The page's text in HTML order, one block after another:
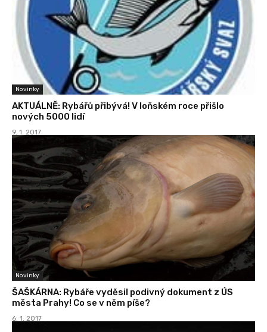
Novinky
AKTUÁLNĚ: Rybářů přibývá! V loňském roce přišlo
nových 5000 lidí
9. 1. 2017
Novinky
ŠAŠKÁRNA: Rybáře vyděsil podivný dokument z ÚS
města Prahy! Co se v něm píše?
6. 1. 2017